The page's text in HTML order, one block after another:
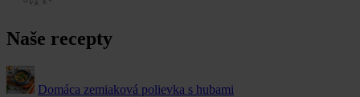
Naše recepty
Domáca zemiaková polievka s hubami